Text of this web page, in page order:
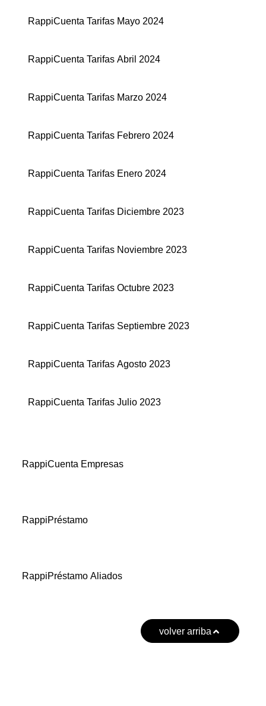
RappiCuenta Empresas
RappiPréstamo
RappiPréstamo Aliados
RappiCuenta Tarifas Mayo 2024
RappiCuenta Tarifas Abril 2024
RappiCuenta Tarifas Marzo 2024
RappiCuenta Tarifas Febrero 2024
RappiCuenta Tarifas Enero 2024
RappiCuenta Tarifas Diciembre 2023
RappiCuenta Tarifas Noviembre 2023
RappiCuenta Tarifas Octubre 2023
RappiCuenta Tarifas Septiembre 2023
RappiCuenta Tarifas Agosto 2023
RappiCuenta Tarifas Julio 2023
volver arriba